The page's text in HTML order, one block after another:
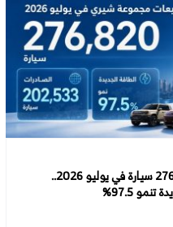
مبيعات مجموعة شيري تقفز إلى 276,820 سيارة في يوليو 2026..